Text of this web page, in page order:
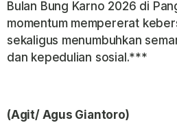
Bulan Bung Karno 2026 di
momentum mempererat
sekaligus menumbuhkan
dan kepedulian sosial.***
(Agit/ Agus Giantoro)